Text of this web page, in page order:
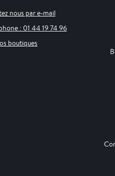
nous par e-mail
: 01 44 19 74 96
boutiques